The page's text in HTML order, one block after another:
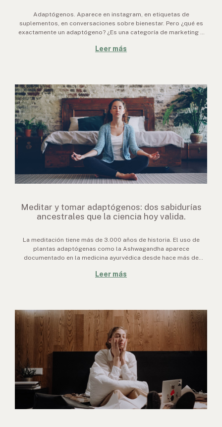
Adaptógenos. Aparece en instagram, en etiquetas de
suplementos, en conversaciones sobre bienestar. Pero ¿qué es
exactamente un adaptógeno? ¿Es una categoría de marketing o
Leer más
Meditar y tomar adaptógenos: dos sabidurías
ancestrales que la ciencia hoy valida.
La meditación tiene más de 3.000 años de historia. El uso de
plantas adaptógenas como la Ashwagandha aparece
documentado en la medicina ayurvédica desde hace más de
china como "el hongo de
Leer más